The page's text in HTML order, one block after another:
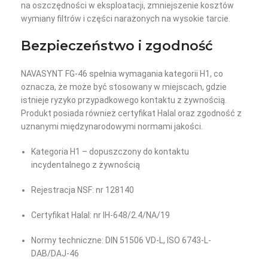
na oszczędności w eksploatacji, zmniejszenie kosztów
wymiany filtrów i części narażonych na wysokie tarcie.
Bezpieczeństwo i zgodność
NAVASYNT FG-46 spełnia wymagania kategorii H1, co
oznacza, że może być stosowany w miejscach, gdzie
istnieje ryzyko przypadkowego kontaktu z żywnością.
Produkt posiada również certyfikat Halal oraz zgodność z
uznanymi międzynarodowymi normami jakości.
Kategoria H1 – dopuszczony do kontaktu
incydentalnego z żywnością
Rejestracja NSF: nr 128140
Certyfikat Halal: nr IH-648/2.4/NA/19
Normy techniczne: DIN 51506 VD-L, ISO 6743-L-
DAB/DAJ-46